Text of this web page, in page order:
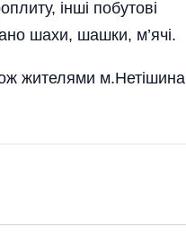
інші побутові
шахи, шашки, м’ячі.
жителями м.Нетішина